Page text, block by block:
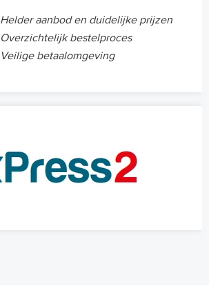
Helder aanbod en duidelijke prijzen
Overzichtelijk bestelproces
Veilige betaalomgeving